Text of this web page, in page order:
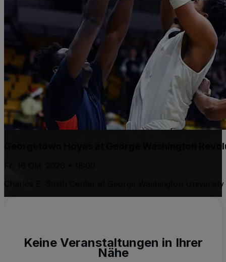
Georgetown Hoyas at George Washington
Fr, 16 Okt. 2026 • 18:00
Charles E. Smith Center at George Washington University
Keine Veranstaltungen in Ihrer
Nähe